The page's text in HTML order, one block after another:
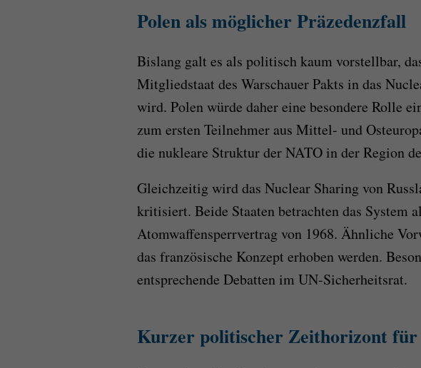
Polen als möglicher Präzedenzfall
Bislang galt es als politisch kaum vorstellbar,
Mitgliedstaat des Warschauer Pakts in das
wird. Polen würde daher eine besondere Rolle
zum ersten Teilnehmer aus Mittel- und
die nukleare Struktur der NATO in der Region
Gleichzeitig wird das Nuclear Sharing von
kritisiert. Beide Staaten betrachten das System
Atomwaffensperrvertrag von 1968. Ähnliche
das französische Konzept erhoben werden.
entsprechende Debatten im UN-Sicherheitsrat.
Kurzer politischer Zeithorizont